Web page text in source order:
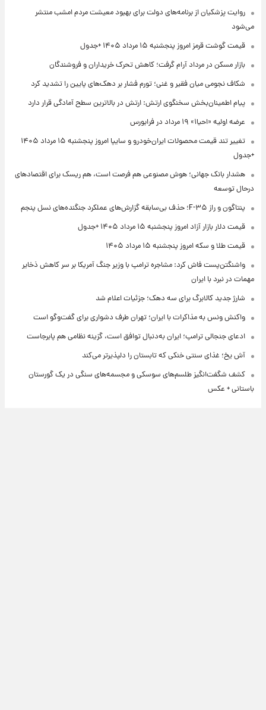
روایت پزشکیان از برنامه‌های دولت برای بهبود معیشت مردم امشب منتشر
می‌شود
قیمت گوشت قرمز امروز پنجشنبه ۱۵ مرداد ۱۴۰۵ +جدول
بازار مسکن در مرداد آرام گرفت؛ کاهش تحرک خریداران و فروشندگان
شکاف نجومی میان فقیر و غنی؛ تورم فشار بر دهک‌های پایین را تشدید کرد
پیام اطمینان‌بخش سخنگوی ارتش: ارتش در بالاترین سطح آمادگی قرار دارد
عرضه اولیه «احیا۱» ۱۹ مرداد در فرابورس
تغییر تند قیمت محصولات ایران‌خودرو و سایپا امروز پنجشنبه ۱۵ مرداد ۱۴۰۵
+جدول
هشدار بانک جهانی؛ هوش مصنوعی هم فرصت است، هم ریسک برای اقتصادهای
درحال توسعه
پنتاگون و راز F-۳۵؛ حذف بی‌سابقه گزارش‌های عملکرد جنگنده‌های نسل پنجم
قیمت دلار بازار آزاد امروز پنجشنبه ۱۵ مرداد ۱۴۰۵ +جدول
قیمت طلا و سکه امروز پنجشنبه ۱۵ مرداد ۱۴۰۵
واشنگتن‌پست فاش کرد: مشاجره ترامپ با وزیر جنگ آمریکا بر سر کاهش ذخایر
مهمات در نبرد با ایران
شارژ جدید کالابرگ برای سه دهک؛ جزئیات اعلام شد
واکنش ونس به مذاکرات با ایران؛ تهران طرف دشواری برای گفت‌وگو است
ادعای جنجالی ترامپ؛ ایران به‌دنبال توافق است، گزینه نظامی هم پابرجاست
آش یخ؛ غذای سنتی خنکی که تابستان را دلپذیرتر می‌کند
کشف شگفت‌انگیز طلسم‌های سوسکی و مجسمه‌های سنگی در یک گورستان
باستانی + عکس